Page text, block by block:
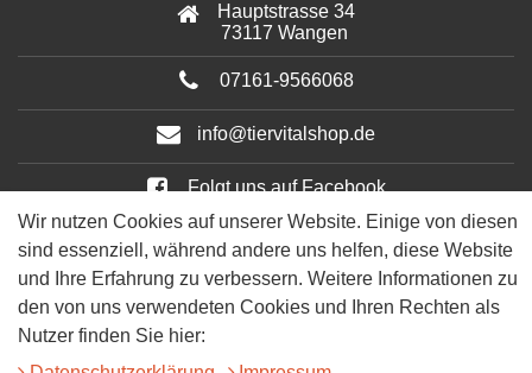
Hauptstrasse 34
73117 Wangen
07161-9566068
info@tiervitalshop.de
Folgt uns auf Facebook
Folgt uns auf Instagram
Wir nutzen Cookies auf unserer Website. Einige von diesen
sind essenziell, während andere uns helfen, diese Website
und Ihre Erfahrung zu verbessern. Weitere Informationen zu
den von uns verwendeten Cookies und Ihren Rechten als
Nutzer finden Sie hier: